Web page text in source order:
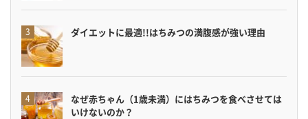
ダイエットに最適!!はちみつの満腹感が強い理由
なぜ赤ちゃん（1歳未満）にはちみつを食べさせては
いけないのか？